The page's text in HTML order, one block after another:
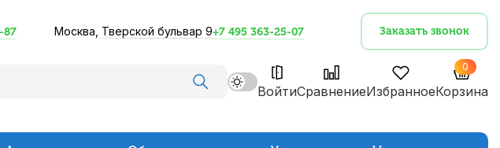
87 Москва, Тверской бульвар 9+7 495 363-25-07 Заказать звонок
ВойтиСравнениеИзбранное
0
Корзина